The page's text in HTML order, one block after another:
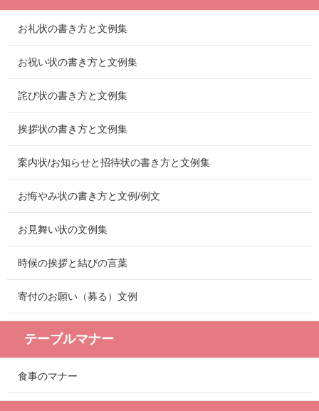
お礼状の書き方と文例集
お祝い状の書き方と文例集
詫び状の書き方と文例集
挨拶状の書き方と文例集
案内状/お知らせと招待状の書き方と文例集
お悔やみ状の書き方と文例/例文
お見舞い状の文例集
時候の挨拶と結びの言葉
寄付のお願い（募る）文例
テーブルマナー
食事のマナー